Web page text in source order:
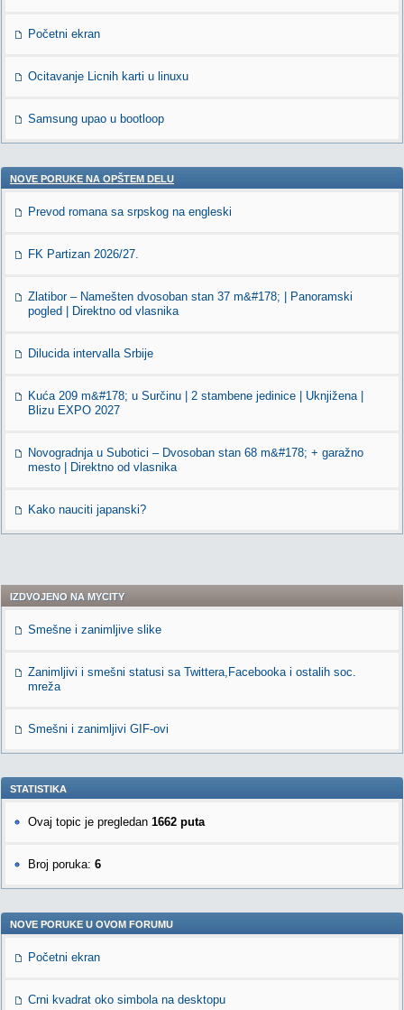
Početni ekran
Ocitavanje Licnih karti u linuxu
Samsung upao u bootloop
NOVE PORUKE NA OPŠTEM DELU
Prevod romana sa srpskog na engleski
FK Partizan 2026/27.
Zlatibor – Namešten dvosoban stan 37 m&#178; | Panoramski
pogled | Direktno od vlasnika
Dilucida intervalla Srbije
Kuća 209 m&#178; u Surčinu | 2 stambene jedinice | Uknjižena |
Blizu EXPO 2027
Novogradnja u Subotici – Dvosoban stan 68 m&#178; + garažno
mesto | Direktno od vlasnika
Kako nauciti japanski?
IZDVOJENO NA MYCITY
Smešne i zanimljive slike
Zanimljivi i smešni statusi sa Twittera,Facebooka i ostalih soc.
mreža
Smešni i zanimljivi GIF-ovi
STATISTIKA
Ovaj topic je pregledan 1662 puta
Broj poruka: 6
NOVE PORUKE U OVOM FORUMU
Početni ekran
Crni kvadrat oko simbola na desktopu